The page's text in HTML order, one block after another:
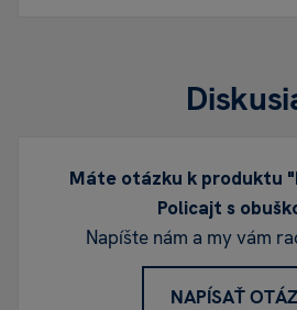
Máte otázku k produktu
Policajt s
Napíšte nám a my vám
NAPÍSAŤ